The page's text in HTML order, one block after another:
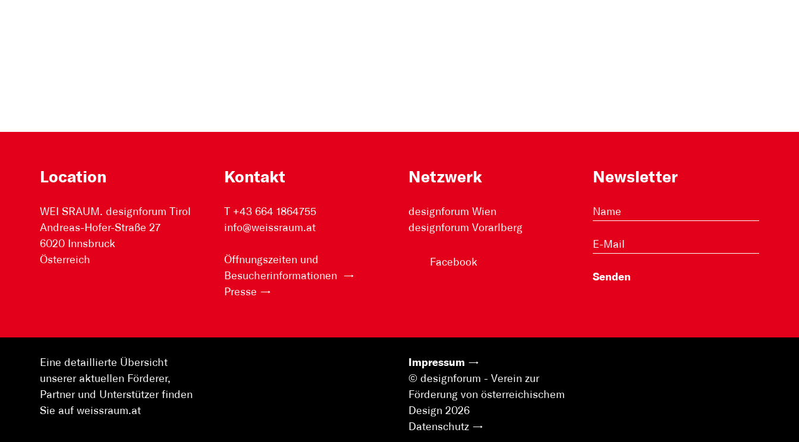
Location
WEI SRAUM. designforum Tirol
Andreas-Hofer-Straße 27
6020 Innsbruck
Österreich
Kontakt
T +43 664 1864755
info@weissraum.at
Öffnungszeiten und
Besucherinformationen
Presse
Netzwerk
designforum Wien
designforum Vorarlberg
Facebook
Newsletter
Eine detaillierte Übersicht
unserer aktuellen Förderer,
Partner und Unterstützer finden
Sie auf weissraum.at
Impressum
© designforum - Verein zur
Förderung von österreichischem
Design 2026
Datenschutz